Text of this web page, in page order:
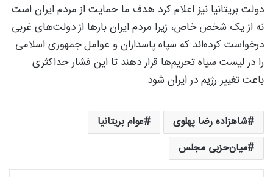
دولت بریتانیا نیز اعلام کرد هدف ما حمایت از مردم ایران است
نه از یک شخص خاص، زیرا مردم ایران بارها از دولت‌های غربی
درخواست کرده‌اند که سپاه پاسداران و عوامل جمهوری اسلامی
را در لیست سیاه تحریم‌ها قرار دهند تا این فشار حداکثری
باعث تغییر رژیم در ایران شود.
شاهزاده رضا پهلوی
عوام بریتانیا
میان‌حزبی مجلس